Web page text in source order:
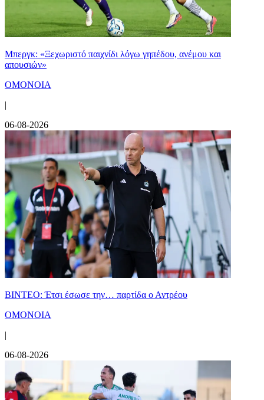
Μπεργκ: «Ξεχωριστό παιχνίδι λόγω γηπέδου, ανέμου και
απουσιών»
ΟΜΟΝΟΙΑ
|
06-08-2026
ΒΙΝΤΕΟ: Έτσι έσωσε την… παρτίδα ο Αντρέου
ΟΜΟΝΟΙΑ
|
06-08-2026